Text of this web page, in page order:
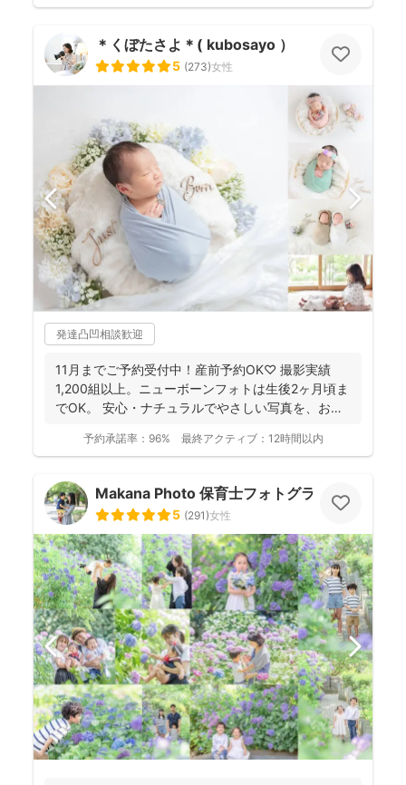
＊くぼたさよ＊( kubosayo ）
5 (273)女性
発達凸凹相談歓迎
11月までご予約受付中！産前予約OK♡ 撮影実績
1,200組以上。ニューボーンフォトは生後2ヶ月頃ま
でOK。 安心・ナチュラルでやさしい写真を、お子
予約承諾率： 96% 最終アクティブ： 12時間以内
Makana Photo 保育士フォトグラファー
5 (291)女性